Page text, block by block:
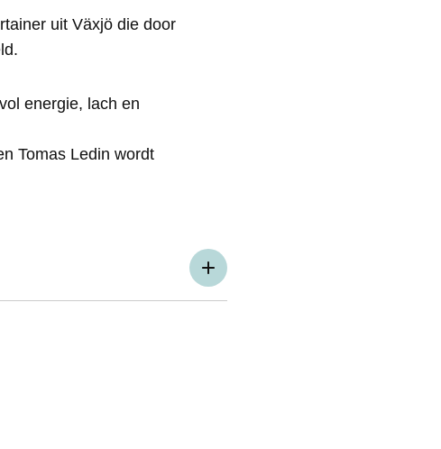
uit Växjö die door
energie, lach en
Tomas Ledin wordt